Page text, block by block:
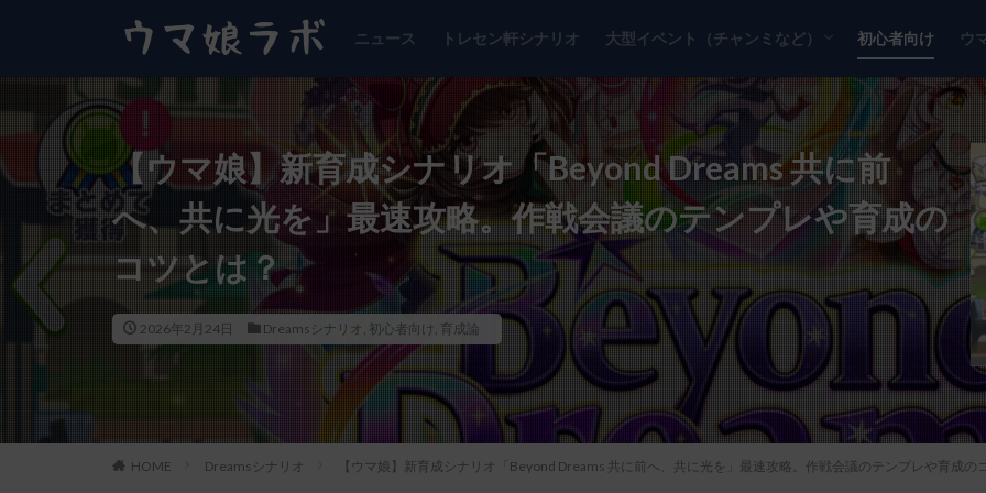
ニュース トレセン軒シナリオ 大型イベント（チャンミなど）
チャンピオンズミーティング
リーグオブヒーローズ
初心者向け ウ
【ウマ娘】新育成シナリオ「Beyond Dreams 共に前
へ、共に光を」最速攻略。作戦会議のテンプレや育成の
コツとは？
2026年2月24日 Dreamsシナリオ , 初心者向け , 育成論
HOME Dreamsシナリオ 【ウマ娘】新育成シナリオ「Beyond Dreams 共に前へ、共に光を」最速攻略。作戦会議のテンプレや育成の